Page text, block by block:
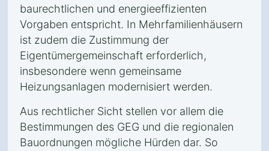
baurechtlichen und energieeffizienten
Vorgaben entspricht. In Mehrfamilienhäusern
ist zudem die Zustimmung der
Eigentümergemeinschaft erforderlich,
insbesondere wenn gemeinsame
Heizungsanlagen modernisiert werden.
Aus rechtlicher Sicht stellen vor allem die
Bestimmungen des GEG und die regionalen
Bauordnungen mögliche Hürden dar. So